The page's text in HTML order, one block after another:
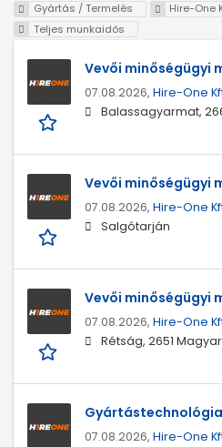
Gyártás / Termelés Hire-One
Teljes munkaidős
Vevői minőségügyi
07.08.2026, Hire-One
Balassagyarmat,
Vevői minőségügyi
07.08.2026, Hire-One
Salgótarján
Vevői minőségügyi
07.08.2026, Hire-One
Rétság, 2651
07.08.2026, Hire-One